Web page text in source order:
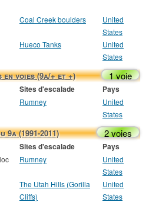
Coal Creek boulders
United
States
Hueco Tanks
United
States
voies (9a/+ et +) 1 voie
Sites d'escalade Pays
Rumney
United
States
9a (1991-2011) 2 voies
Sites d'escalade Pays
Rumney
United
States
The Utah Hills (Gorilla
Cliffs)
United
States